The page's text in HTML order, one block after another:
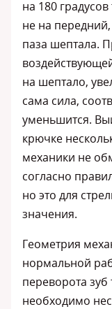
на 180
не на
паза шептала.
на шептало,
сама сила,
уменьшится.
крючке
механики не
согласно
но это для
значения.
Геометрия
нормальной
переворота зуб
необходимо